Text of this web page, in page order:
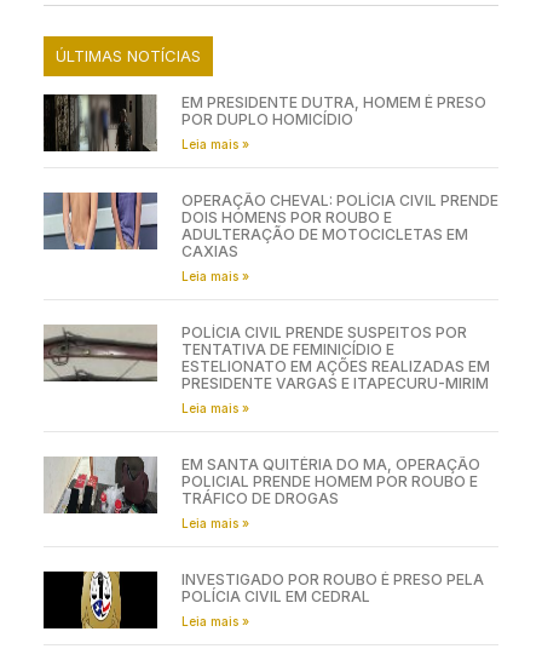
ÚLTIMAS NOTÍCIAS
EM PRESIDENTE DUTRA, HOMEM É PRESO
POR DUPLO HOMICÍDIO
Leia mais »
OPERAÇÃO CHEVAL: POLÍCIA CIVIL PRENDE
DOIS HOMENS POR ROUBO E
ADULTERAÇÃO DE MOTOCICLETAS EM
CAXIAS
Leia mais »
POLÍCIA CIVIL PRENDE SUSPEITOS POR
TENTATIVA DE FEMINICÍDIO E
ESTELIONATO EM AÇÕES REALIZADAS EM
PRESIDENTE VARGAS E ITAPECURU-MIRIM
Leia mais »
EM SANTA QUITÉRIA DO MA, OPERAÇÃO
POLICIAL PRENDE HOMEM POR ROUBO E
TRÁFICO DE DROGAS
Leia mais »
INVESTIGADO POR ROUBO É PRESO PELA
POLÍCIA CIVIL EM CEDRAL
Leia mais »